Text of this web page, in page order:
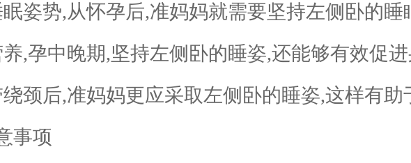
势,从怀孕后,准妈妈就需要坚持左侧卧的睡
,孕中晚期,坚持左侧卧的睡姿,还能够有效促
颈后,准妈妈更应采取左侧卧的睡姿,这样有助
事项